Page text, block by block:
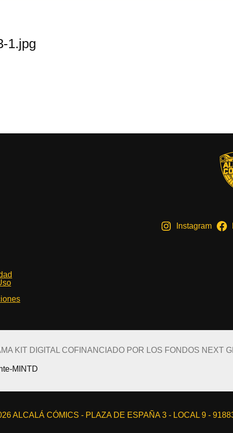
1.jpg
Instagram
KIT DIGITAL COFINANCIADO POR LOS FONDOS
ALCALÁ CÓMICS - PLAZA DE ESPAÑA 3 - LOCAL 9 -